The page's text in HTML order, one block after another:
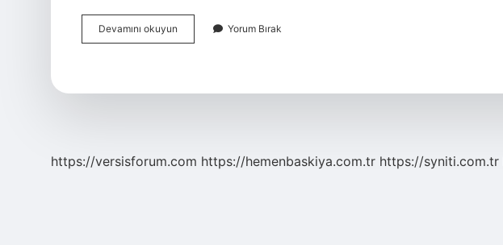
Devamını okuyun Aykırılaşma
Ses
Yorum Bırak
https://versisforum.com https://hemenbaskiya.com.tr https://syniti.com.tr